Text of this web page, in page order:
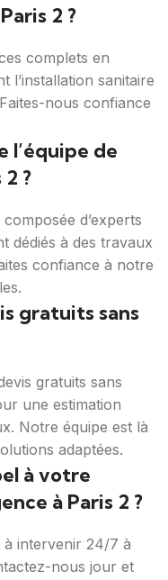
2 ?
complets en
l’installation sanitaire
nous confiance
l’équipe de
?
d’experts
dédiés à des travaux
confiance à notre
gratuits sans
gratuits sans
une estimation
Notre équipe est là
adaptées.
à votre
à Paris 2 ?
à intervenir 24/7 à
nous jour et